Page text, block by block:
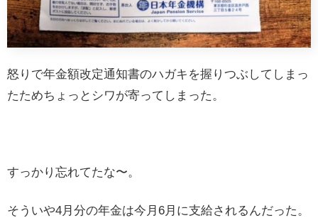
怒りで年金額改定通知書のハガキを握りつぶしてしまっ
たためちょっとシワが寄ってしまった。
すっかり忘れてたな〜。
そういや4月分の年金は今月6月に支給されるんだった。